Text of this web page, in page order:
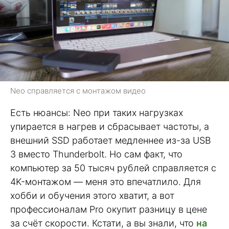
Neo справляется с монтажом видео
Есть нюансы: Neo при таких нагрузках
упирается в нагрев и сбрасывает частоты, а
внешний SSD работает медленнее из-за USB
3 вместо Thunderbolt. Но сам факт, что
компьютер за 50 тысяч рублей справляется с
4K-монтажом — меня это впечатлило. Для
хобби и обучения этого хватит, а вот
профессионалам Pro окупит разницу в цене
за счёт скорости. Кстати, а вы знали, что на